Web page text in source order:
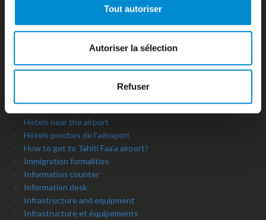
Tout autoriser
Autoriser la sélection
Refuser
Galerie photos
Historique
Hotels near the airport
Hôtels proches de l’aéroport
How to get to Tahiti Faa’a airport?
Immigration formalities
Information counter
Information desk
Infrastructure and equipment
Infrastructure et équipements